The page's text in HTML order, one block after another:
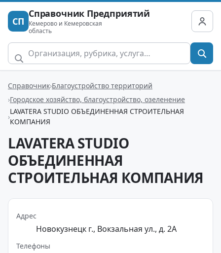
СП
Справочник Предприятий
Кемерово и Кемеровская
область
Справочник Благоустройство территорий
Городское хозяйство, благоустройство, озеленение
LAVATERA STUDIO ОБЪЕДИНЕННАЯ СТРОИТЕЛЬНАЯ
КОМПАНИЯ
LAVATERA STUDIO
ОБЪЕДИНЕННАЯ
СТРОИТЕЛЬНАЯ КОМПАНИЯ
Адрес
Новокузнецк г., Вокзальная ул., д. 2А
Телефоны